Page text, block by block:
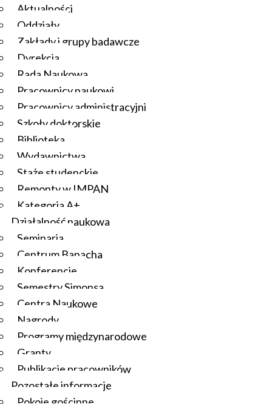
Aktualności
Oddziały
Zakłady i grupy badawcze
Dyrekcja
Rada Naukowa
Pracownicy naukowi
Pracownicy administracyjni
Szkoły doktorskie
Biblioteka
Wydawnictwa
Staże studenckie
Remonty w IMPAN
Kategoria A+
Działalność naukowa
Seminaria
Centrum Banacha
Konferencje
Semestry Simonsa
Centra Naukowe
Nagrody
Programy międzynarodowe
Granty
Publikacje pracowników
Pozostałe informacje